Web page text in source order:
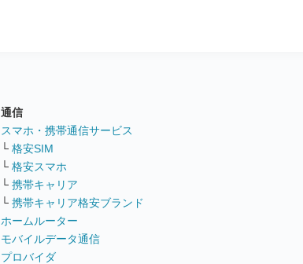
通信
スマホ・携帯通信サービス
└ 格安SIM
└ 格安スマホ
└ 携帯キャリア
└ 携帯キャリア格安ブランド
ホームルーター
モバイルデータ通信
プロバイダ